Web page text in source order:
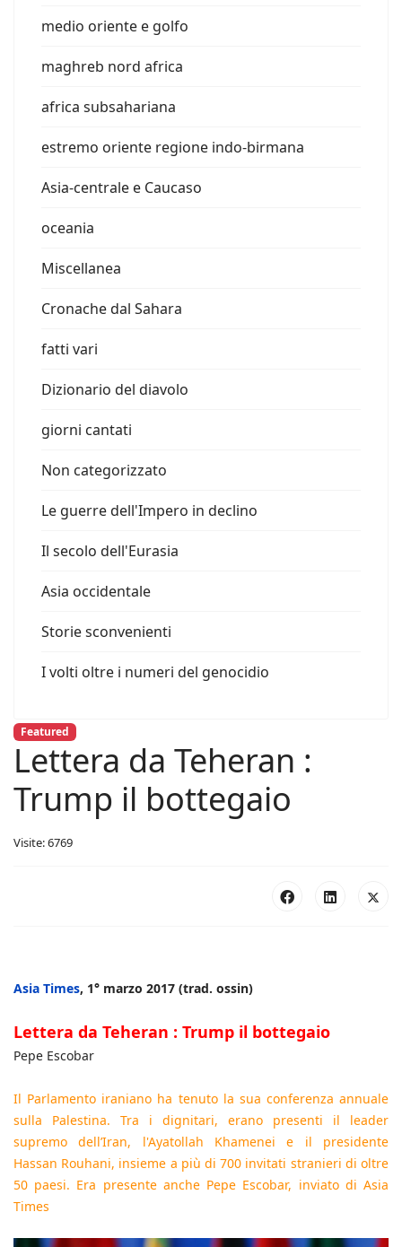
medio oriente e golfo
maghreb nord africa
africa subsahariana
estremo oriente regione indo-birmana
Asia-centrale e Caucaso
oceania
Miscellanea
Cronache dal Sahara
fatti vari
Dizionario del diavolo
giorni cantati
Non categorizzato
Le guerre dell'Impero in declino
Il secolo dell'Eurasia
Asia occidentale
Storie sconvenienti
I volti oltre i numeri del genocidio
Featured
Lettera da Teheran :
Trump il bottegaio
Visite: 6769
Asia Times, 1° marzo 2017 (trad. ossin)
Lettera da Teheran : Trump il bottegaio
Pepe Escobar
Il Parlamento iraniano ha tenuto la sua conferenza annuale
sulla Palestina. Tra i dignitari, erano presenti il leader
supremo dell’Iran, l'Ayatollah Khamenei e il presidente
Hassan Rouhani, insieme a più di 700 invitati stranieri di oltre
50 paesi. Era presente anche Pepe Escobar, inviato di Asia
Times